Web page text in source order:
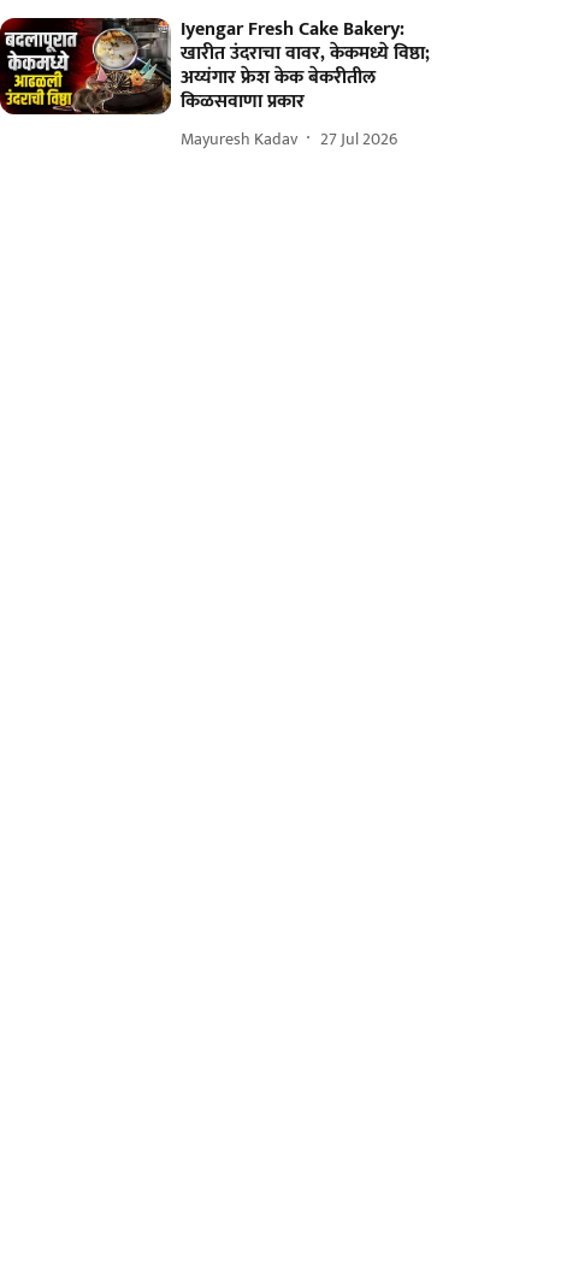
Iyengar Fresh Cake Bakery:
खारीत उंदराचा वावर, केकमध्ये विष्ठा;
अय्यंगार फ्रेश केक बेकरीतील
किळसवाणा प्रकार
Mayuresh Kadav 27 Jul 2026